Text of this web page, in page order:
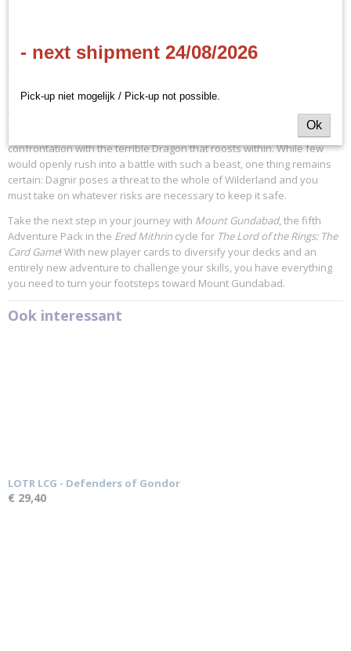
- English
The time has come. All your adventures across Wilderland have
confrontation with the terrible Dragon that roosts within. While few
would openly rush into a battle with such a beast, one thing remains
certain: Dagnir poses a threat to the whole of Wilderland and you
must take on whatever risks are necessary to keep it safe.
Take the next step in your journey with Mount Gundabad, the fifth
Adventure Pack in the Ered Mithrin cycle for The Lord of the Rings: The
Card Game! With new player cards to diversify your decks and an
entirely new adventure to challenge your skills, you have everything
you need to turn your footsteps toward Mount Gundabad.
Ook interessant
LOTR LCG - Defenders of Gondor
€ 29,40
- next shipment 24/08/2026
Pick-up niet mogelijk / Pick-up not possible.
Ok